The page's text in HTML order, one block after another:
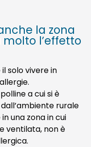
la zona
l’effetto
solo vivere in
a cui si è
rurale
una zona in cui
ventilata, non è